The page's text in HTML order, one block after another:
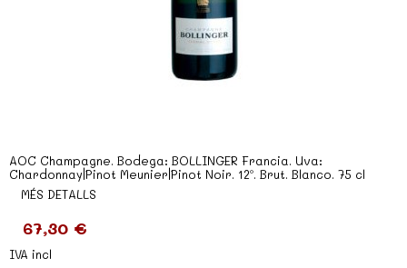
AOC Champagne. Bodega: BOLLINGER Francia. Uva:
Chardonnay|Pinot Meunier|Pinot Noir. 12º. Brut. Blanco. 75 cl
MÉS DETALLS
67,30 €
IVA incl